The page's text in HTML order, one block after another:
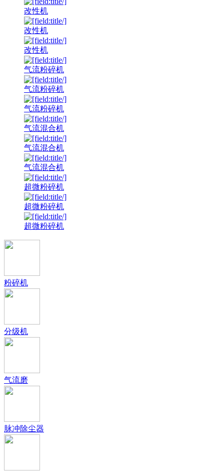
改性机
改性机
改性机
气流粉碎机
气流粉碎机
气流粉碎机
气流混合机
气流混合机
气流混合机
超微粉碎机
超微粉碎机
超微粉碎机
粉碎机
分级机
气流磨
脉冲除尘器